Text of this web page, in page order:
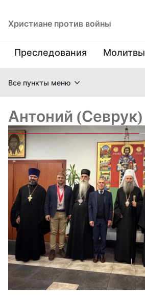
Христиане против войны
Преследования Молитвы
Все пункты меню
Антоний (Севрук)